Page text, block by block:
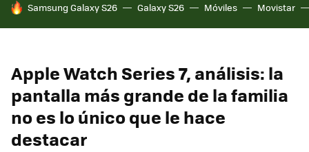
HOY SE HABLA DE
Samsung Galaxy S26 Galaxy S26 Móviles Movistar
Apple Watch Series 7, análisis: la
pantalla más grande de la familia
no es lo único que le hace
destacar